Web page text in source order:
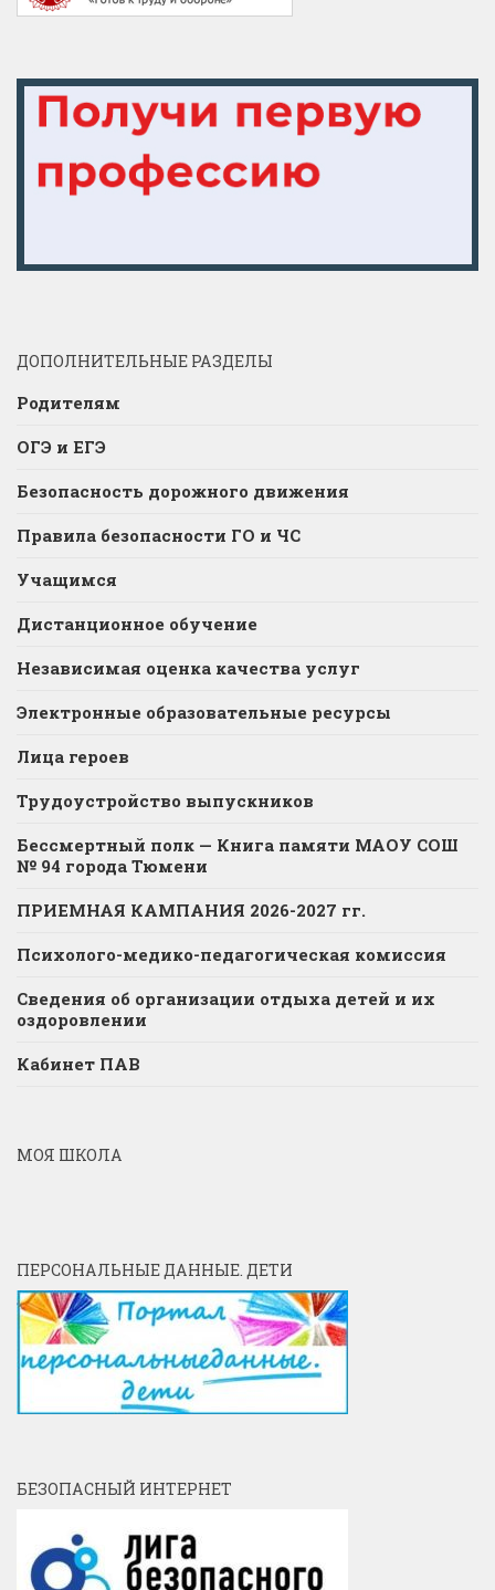
ДОПОЛНИТЕЛЬНЫЕ РАЗДЕЛЫ
Родителям
ОГЭ и ЕГЭ
Безопасность дорожного движения
Правила безопасности ГО и ЧС
Учащимся
Дистанционное обучение
Независимая оценка качества услуг
Электронные образовательные ресурсы
Лица героев
Трудоустройство выпускников
Бессмертный полк — Книга памяти МАОУ СОШ
№ 94 города Тюмени
ПРИЕМНАЯ КАМПАНИЯ 2026-2027 гг.
Психолого-медико-педагогическая комиссия
Сведения об организации отдыха детей и их
оздоровлении
Кабинет ПАВ
МОЯ ШКОЛА
ПЕРСОНАЛЬНЫЕ ДАННЫЕ. ДЕТИ
БЕЗОПАСНЫЙ ИНТЕРНЕТ